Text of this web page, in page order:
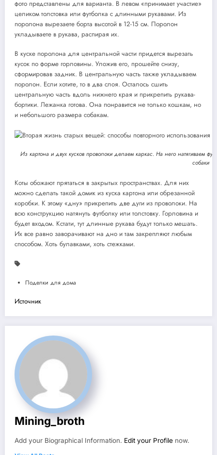
фото представлены для варианта. В левом «принимает участие»
целиком толстовка или футболка с длинными рукавами. Из
поролона вырезаете борта высотой в 12-15 см. Поролон
укладываете в рукава, распирая их.
В куске поролона для центральной части придется вырезать
кусок по форме горловины. Уложив его, прошейте снизу,
сформировав задник. В центральную часть также укладываем
поролон. Если хотите, то в два слоя. Осталось сшить
центральную часть вдоль нижнего края и прикрепить рукава-
бортики. Лежанка готова. Она понравится не только кошкам, но
и небольшого размера собакам.
Из картона и двух кусков проволоки делаем каркас. На него натягиваем
собаки
Коты обожают прятаться в закрытых пространствах. Для них
можно сделать такой домик из куска картона или обрезанной
коробки. К этому «дну» прикрепить две дуги из проволоки. На
всю конструкцию натянуть футболку или толстовку. Горловина и
будет входом. Кстати, тут длинные рукава будут только мешать.
Их все равно заворачивают на дно и там закрепляют любым
способом. Хоть булавками, хоть стежками.
Поделки для дома
Источник
Mining_broth
Add your Biographical Information. Edit your Profile now.